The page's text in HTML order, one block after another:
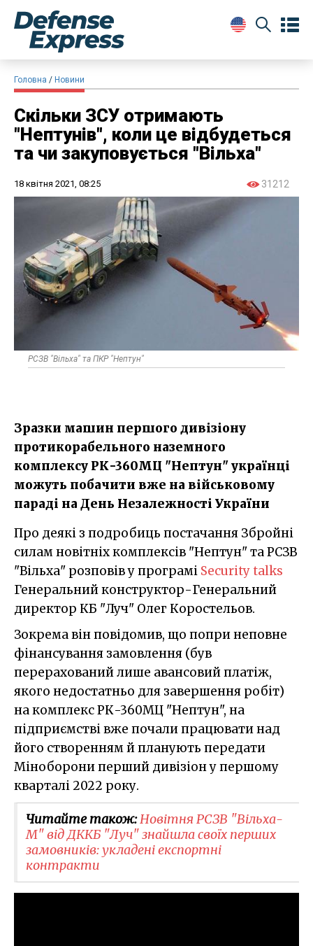
Головна Новини
Скільки ЗСУ отримають
"Нептунів", коли це відбудеться
та чи закуповується "Вільха"
18 квітня 2021, 08:25 31212
РСЗВ "Вільха" та ПКР "Нептун"
Зразки машин першого дивізіону
протикорабельного наземного
комплексу РК-360МЦ "Нептун" українці
можуть побачити вже на військовому
параді на День Незалежності України
Про деякі з подробиць постачання Збройні
силам новітніх комплексів "Нептун" та РСЗВ
"Вільха" розповів у програмі Security talks
Генеральний конструктор-Генеральний
директор КБ "Луч" Олег Коростельов.
Зокрема він повідомив, що попри неповне
фінансування замовлення (був
перерахований лише авансовий платіж,
якого недостатньо для завершення робіт)
на комплекс РК-360МЦ "Нептун", на
підприємстві вже почали працювати над
його створенням й планують передати
Міноборони перший дивізіон у першому
кварталі 2022 року.
Читайте також:Новітня РСЗВ "Вільха-
М" від ДККБ "Луч" знайшла своїх перших
замовників: укладені експортні
контракти